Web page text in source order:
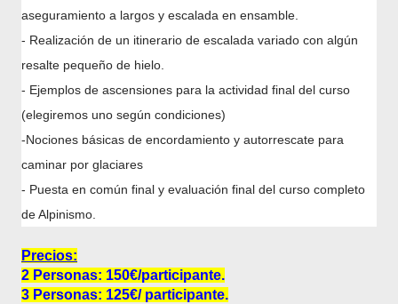
aseguramiento a largos y escalada en ensamble.
- Realización de un itinerario de escalada variado con algún
resalte pequeño de hielo.
- Ejemplos de ascensiones para la actividad final del curso
(elegiremos uno según condiciones)
-Nociones básicas de encordamiento y autorrescate para
caminar por glaciares
- Puesta en común final y evaluación final del curso completo
de Alpinismo.
Precios:
2 Personas: 150€/participante.
3 Personas: 125€/ participante.